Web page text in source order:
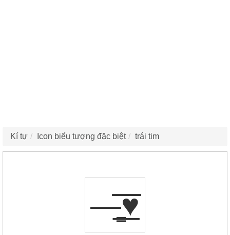
Kí tự Icon biểu tượng đặc biệt trái tim
—̳͟͞͞♥